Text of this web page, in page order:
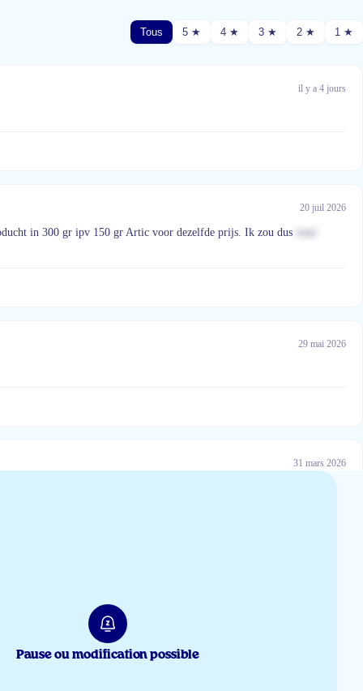
Tous 5 ★ 4 ★ 3 ★ 2 ★ 1 ★
il y a 4 jours
20 juil 2026
in 300 gr ipv 150 gr Artic voor dezelfde prijs. Ik zou dus
29 mai 2026
31 mars 2026
Pause ou modification possible